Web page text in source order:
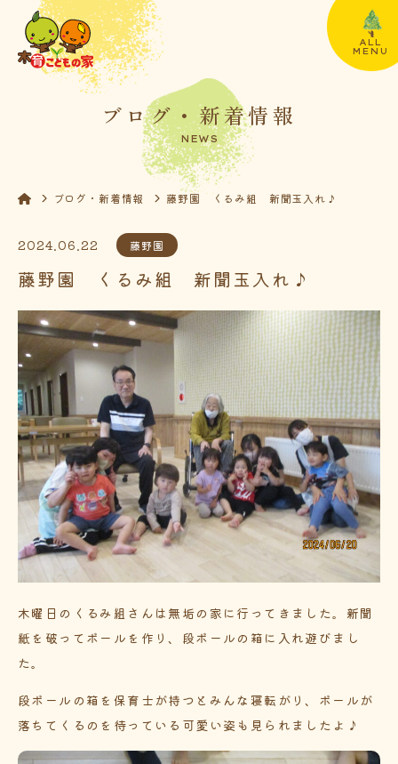
ALL
MENU
ブログ・新着情報
NEWS
ブログ・新着情報 藤野園 くるみ組 新聞玉入れ♪
2024.06.22 藤野園
藤野園 くるみ組 新聞玉入れ♪
木曜日のくるみ組さんは無垢の家に行ってきました。新聞
紙を破ってボールを作り、段ボールの箱に入れ遊びまし
た。
段ボールの箱を保育士が持つとみんな寝転がり、ボールが
落ちてくるのを待っている可愛い姿も見られましたよ♪